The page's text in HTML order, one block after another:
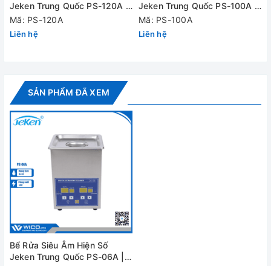
Công suất siêu
âm tối đa
Công suất gia
nhiệt tối đa
100W
Dải thời gian cài
180s - 360s
Kích thước
trong bể
(LxWxH)
Kích thước
175x110x155mm
Nguồn điện 220V/ 50Hz
Jeken Trung Quốc PS-120A |
45 Lít
Mã: PS-120A
Liên hệ
Jeken Trung Quốc PS-100A |
30 Lít
Mã: PS-100A
Liên hệ
SẢN PHẨM ĐÃ XEM
Bể Rửa Siêu Âm Hiện Số
Jeken Trung Quốc PS-06A |